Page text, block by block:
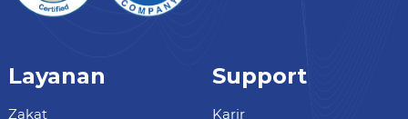
Layanan
Zakat
Support
Karir